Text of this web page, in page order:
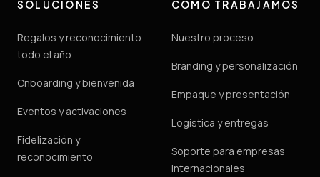
SOLUCIONES
Regalos y reconocimiento
todo el año
Onboarding y bienvenida
Eventos y activaciones
Fidelización y
reconocimiento
CÓMO TRABAJAMOS
Nuestro proceso
Branding y personalización
Empaque y presentación
Logística y entregas
Soporte para empresas
internacionales